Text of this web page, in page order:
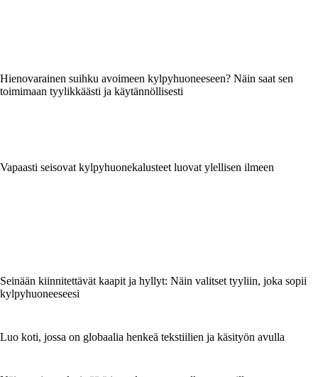
Hienovarainen suihku avoimeen kylpyhuoneeseen? Näin saat sen
toimimaan tyylikkäästi ja käytännöllisesti
Vapaasti seisovat kylpyhuonekalusteet luovat ylellisen ilmeen
Seinään kiinnitettävät kaapit ja hyllyt: Näin valitset tyyliin, joka sopii
kylpyhuoneeseesi
Luo koti, jossa on globaalia henkeä tekstiilien ja käsityön avulla